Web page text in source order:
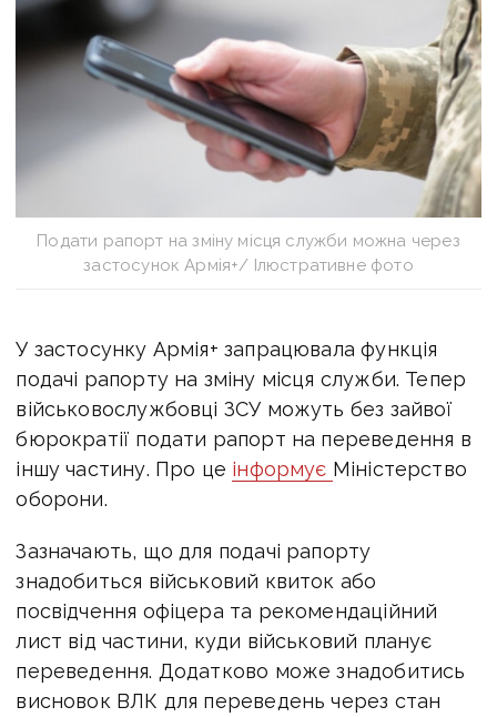
Подати рапорт на зміну місця служби можна через
застосунок Армія+/ Ілюстративне фото
У застосунку Армія+ запрацювала функція
подачі рапорту на зміну місця служби. Тепер
військовослужбовці ЗСУ можуть без зайвої
бюрократії подати рапорт на переведення в
іншу частину. Про це інформує Міністерство
оборони.
​Зазначають, що для подачі рапорту
знадобиться військовий квиток або
посвідчення офіцера та рекомендаційний
лист від частини, куди військовий планує
переведення. Додатково може знадобитись
висновок ВЛК для переведень через стан